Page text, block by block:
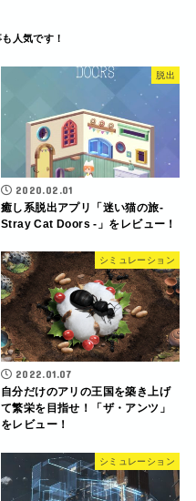
脱出
2020.02.01
癒し系脱出アプリ「迷い猫の旅-
Stray Cat Doors -」をレビュー！
シミュレーション
2022.01.07
自分だけのアリの王国を築き上げ
て繁栄を目指せ！「ザ・アンツ」
をレビュー！
シミュレーション